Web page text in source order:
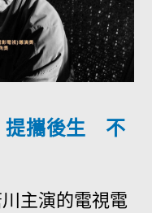
提攜後生 不
主演的電視電